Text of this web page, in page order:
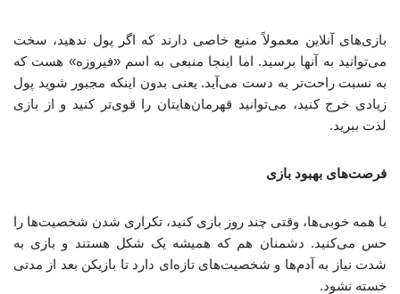
بازی‌های آنلاین معمولاً منبع خاصی دارند که اگر پول ندهید، سخت
می‌توانید به آنها برسید. اما اینجا منبعی به اسم «فیروزه» هست که
به نسبت راحت‌تر به دست می‌آید. یعنی بدون اینکه مجبور شوید پول
زیادی خرج کنید، می‌توانید قهرمان‌هایتان را قوی‌تر کنید و از بازی
لذت ببرید.
فرصت‌های بهبود بازی
با همه خوبی‌ها، وقتی چند روز بازی کنید، تکراری شدن شخصیت‌ها را
حس می‌کنید. دشمنان هم که همیشه یک شکل هستند و بازی به
شدت نیاز به آدم‌ها و شخصیت‌های تازه‌ای دارد تا بازیکن بعد از مدتی
خسته نشود.